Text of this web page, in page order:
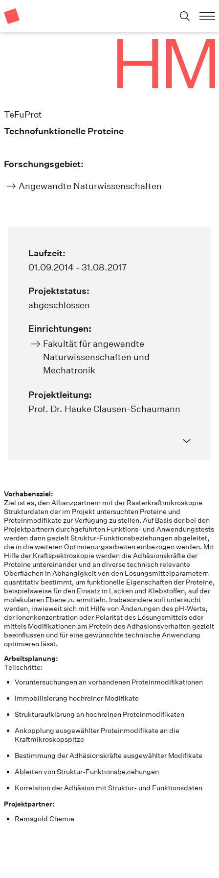
TeFuProt
Technofunktionelle Proteine
Forschungsgebiet:
Angewandte Naturwissenschaften
Laufzeit:
01.09.2014 - 31.08.2017
Projektstatus:
abgeschlossen
Einrichtungen:
Fakultät für angewandte
Naturwissenschaften und
Mechatronik
Projektleitung:
Prof. Dr. Hauke Clausen-Schaumann
Vorhabensziel:
Ziel ist es, den Allianzpartnern mit der Rasterkraftmikroskopie
Strukturdaten der im Projekt untersuchten Proteine und
Proteinmodifikate zur Verfügung zu stellen. Auf Basis der bei den
Projektpartnern durchgeführten Funktions- und Anwendungstests
werden dann gezielt Struktur-Funktionsbeziehungen abgeleitet,
die in die weiteren Optimierungsarbeiten einbezogen werden. Mit
Hilfe der Kraftspektroskopie werden die Adhäsionskräfte der
Proteine untereinander und an diverse technisch relevante
Oberflächen in Abhängigkeit von den Lösungsmittelparametern
quantitativ bestimmt, um funktionelle Eigenschaften der Proteine,
beispielsweise für den Einsatz in Lacken und Klebstoffen, auf der
molekularen Ebene zu ermitteln. Insbesondere soll untersucht
werden, inwieweit sich mit Hilfe von Änderungen des pH-Werts,
der Ionenkonzentration oder Polarität des Lösungsmittels oder
mittels Modifikationen am Protein des Adhäsionsverhalten gezielt
beeinflussen und für eine gewünschte technische Anwendung
optimieren lässt.
Arbeitsplanung:
Teilschritte:
Voruntersuchungen an vorhandenen Proteinmodifikationen
Immobilisierung hochreiner Modifikate
Strukturaufklärung an hochreinen Proteinmodifikaten
Ankopplung ausgewählter Proteinmodifikate an die
Kraftmikroskopspitze
Bestimmung der Adhäsionskräfte ausgewählter Modifikate
Ableiten von Struktur-Funktionsbeziehungen
Korrelation der Adhäsion mit Struktur- und Funktionsdaten
Projektpartner:
Remsgold Chemie